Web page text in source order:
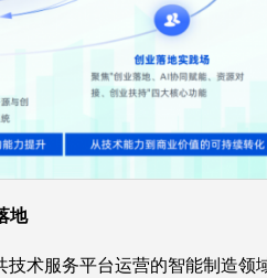
地
术服务平台运营的智能制造领